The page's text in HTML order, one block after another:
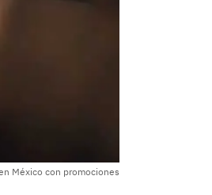
México con promociones